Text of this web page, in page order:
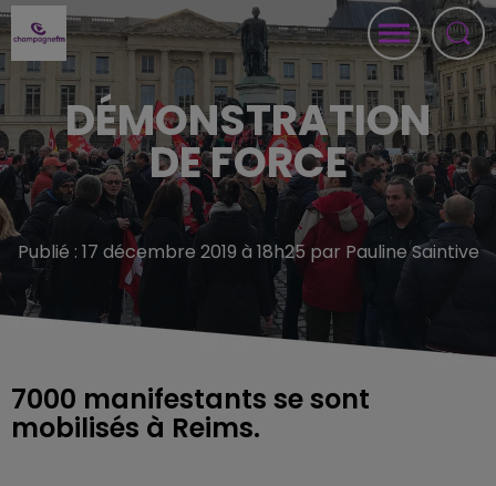
DÉMONSTRATION
DE FORCE
Publié : 17 décembre 2019 à 18h25 par Pauline Saintive
7000 manifestants se sont
mobilisés à Reims.